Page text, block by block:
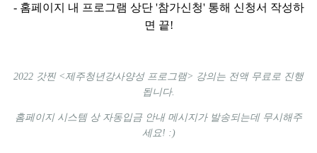
- 홈페이지 내 프로그램 상단 '참가신청' 통해 신청서 작성하
면 끝!
2022 갓찐 <제주청년강사양성 프로그램> 강의는 전액 무료로 진행
됩니다.
홈페이지 시스템 상 자동입금 안내 메시지가 발송되는데 무시해주
세요! :)